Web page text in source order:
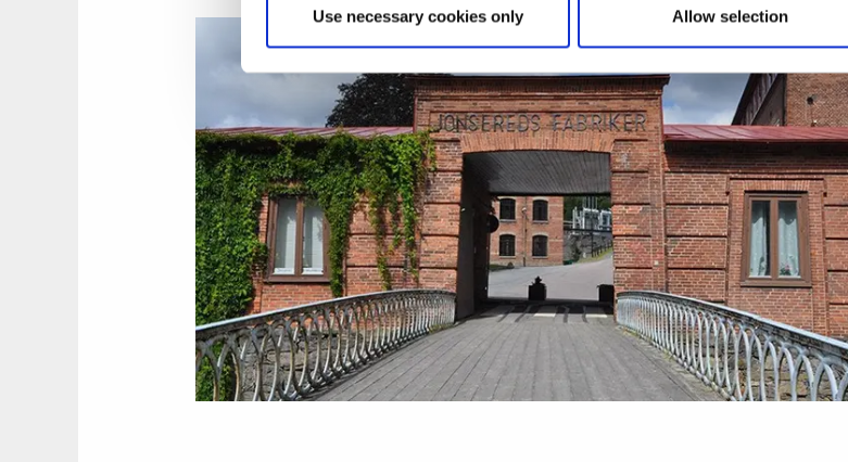
Use necessary cookies only Allow selection